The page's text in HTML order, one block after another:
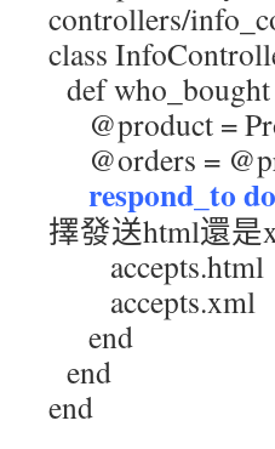
controllers/
class
def who_bought
@product =
@orders =
respond_to
擇發送html還是
accepts.html
accepts.xml
end
end
end